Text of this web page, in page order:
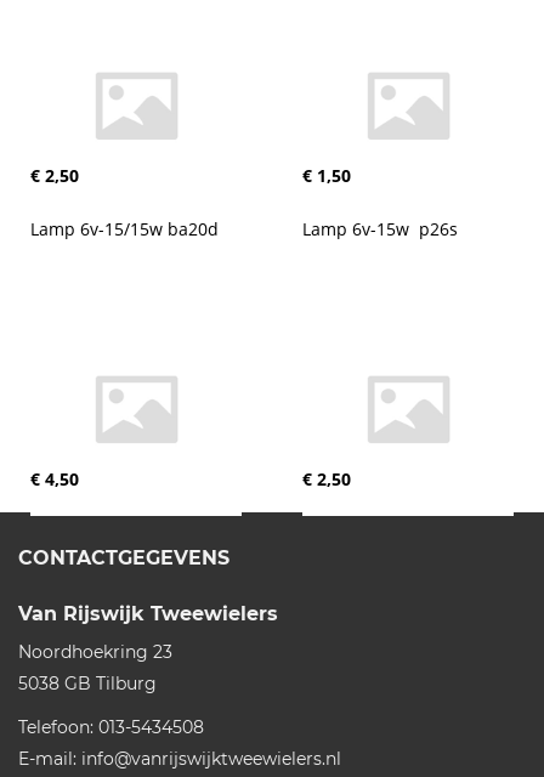
€ 2,50 € 1,50
Lamp 6v-15/15w ba20d
€ 4,50
Lamp 6v-15w  p26s
€ 2,50
CONTACTGEGEVENS
Van Rijswijk Tweewielers
Noordhoekring 23
5038 GB Tilburg
Telefoon: 013-5434508
E-mail: info@vanrijswijktweewielers.nl